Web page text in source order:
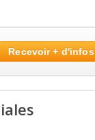
Recevoir + d'infos